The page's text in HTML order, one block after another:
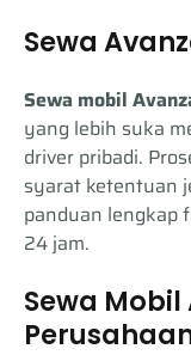
Sewa
Sewa mobil
yang lebih suka
driver pribadi.
syarat ketentuan
panduan lengkap
24 jam.
Sewa